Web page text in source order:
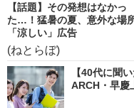
【話題】その発想はなかっ
た…！猛暑の夏、意外な場
「涼しい」広告
(ねとらぼ)
【40代に聞
ARCH・早慶